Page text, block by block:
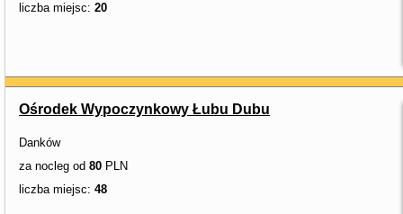
liczba miejsc: 20
Ośrodek Wypoczynkowy Łubu Dubu
Danków
za nocleg od 80 PLN
liczba miejsc: 48